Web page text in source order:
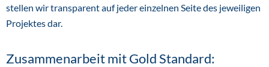
stellen wir transparent auf jeder einzelnen Seite des jeweiligen
Projektes dar.
Zusammenarbeit mit Gold Standard: